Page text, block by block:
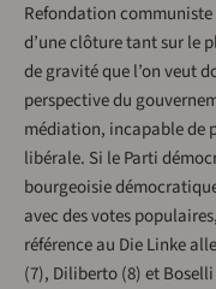
Refondation
d’une clôture tant sur le
de gravité que l’on veut
perspective du
médiation, incapable de
libérale. Si le Parti
bourgeoisie
avec des votes
référence au Die Linke
(7), Diliberto (8) et